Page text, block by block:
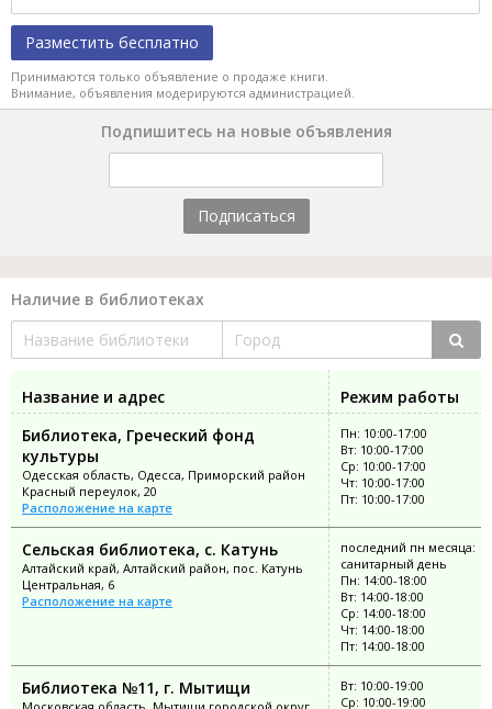
Разместить бесплатно
Принимаются только объявление о продаже книги.
Внимание, объявления модерируются администрацией.
Подпишитесь на новые объявления
Подписаться
Наличие в библиотеках
Название и адрес
Режим работы
Библиотека, Греческий фонд
культуры
Одесская область, Одесса, Приморский район
Красный переулок, 20
Расположение на карте
Пн: 10:00-17:00
Вт: 10:00-17:00
Ср: 10:00-17:00
Чт: 10:00-17:00
Пт: 10:00-17:00
Сельская библиотека, с. Катунь
Алтайский край, Алтайский район, пос. Катунь
Центральная, 6
Расположение на карте
последний пн месяца:
санитарный день
Пн: 14:00-18:00
Вт: 14:00-18:00
Ср: 14:00-18:00
Чт: 14:00-18:00
Пт: 14:00-18:00
Библиотека №11, г. Мытищи
Вт: 10:00-19:00
Ср: 10:00-19:00